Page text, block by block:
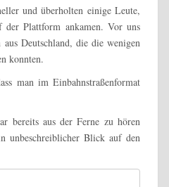
und überholten einige Leute,
der Plattform ankamen. Vor uns
Deutschland, die die wenigen
konnten.
man im Einbahnstraßenformat
bereits aus der Ferne zu hören
unbeschreiblicher Blick auf den